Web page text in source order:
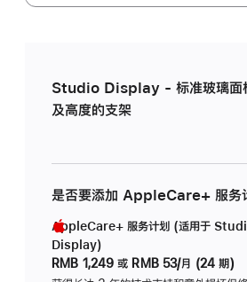
Studio Display - 标准玻璃面
及高度的支架
是否要添加 AppleCare+ 服务
AppleCare+ 服务计划 (适用于
Display)
RMB 1,249 或 RMB 53/月 (24 期)